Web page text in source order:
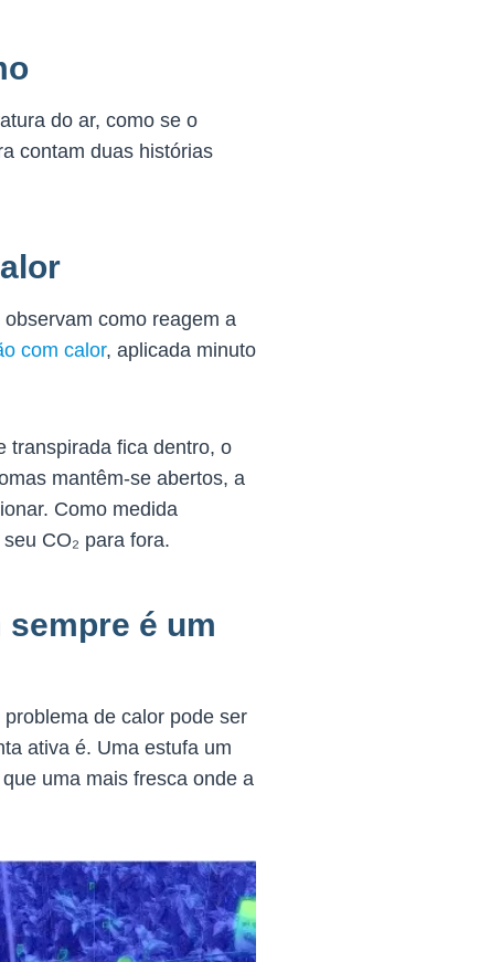
do ar, como se o
contam duas histórias
como reagem a
com calor, aplicada minuto
transpirada fica dentro, o
mantêm-se abertos, a
Como medida
CO₂ para fora.
é um
de calor pode ser
ativa é. Uma estufa um
uma mais fresca onde a